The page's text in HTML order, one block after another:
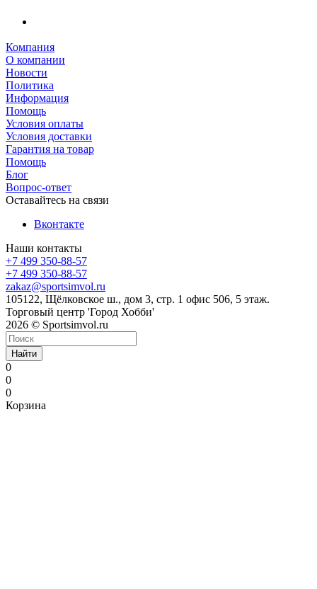
Компания
О компании
Новости
Политика
Информация
Помощь
Условия оплаты
Условия доставки
Гарантия на товар
Помощь
Блог
Вопрос-ответ
Оставайтесь на связи
Вконтакте
Наши контакты
+7 499 350-88-57
+7 499 350-88-57
zakaz@sportsimvol.ru
105122, Щёлковское ш., дом 3, стр. 1 офис 506, 5 этаж.
Торговый центр 'Город Хобби'
2026 © Sportsimvol.ru
Найти
0
0
0
Корзина